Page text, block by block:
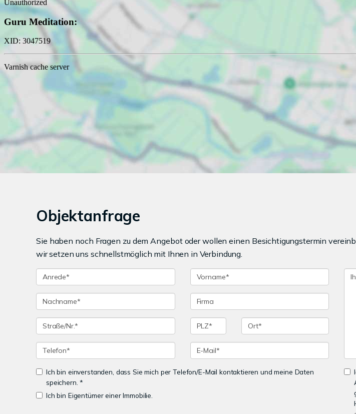
Objektanfrage
Sie haben noch Fragen zu dem Angebot oder wollen einen Besichtigungstermin
wir setzen uns schnellstmöglich mit Ihnen in Verbindung.
Ich bin einverstanden, dass Sie mich per Telefon/E-Mail kontaktieren und meine Daten
speichern. *
Ich bin Eigentümer einer Immobilie.